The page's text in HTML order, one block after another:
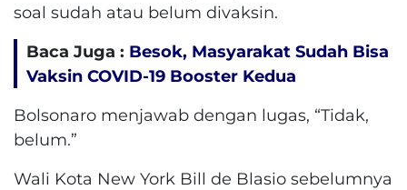
soal sudah atau belum divaksin.
Baca Juga : Besok, Masyarakat Sudah Bisa
Vaksin COVID-19 Booster Kedua
Bolsonaro menjawab dengan lugas, “Tidak,
belum.”
Wali Kota New York Bill de Blasio sebelumnya